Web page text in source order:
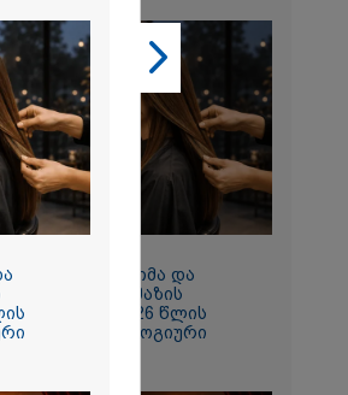
შევიჭრათ თმა და
სილამაზის
- 2026 წლის
ასტროლოგიური